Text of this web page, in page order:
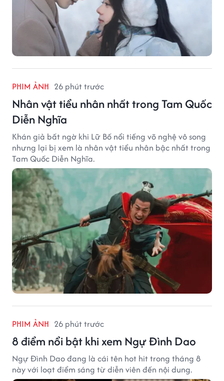
PHIM ẢNH 26 phút trước
Nhân vật tiểu nhân nhất trong Tam Quốc
Diễn Nghĩa
Khán giả bất ngờ khi Lữ Bố nổi tiếng võ nghệ vô song
nhưng lại bị xem là nhân vật tiểu nhân bậc nhất trong
Tam Quốc Diễn Nghĩa.
PHIM ẢNH 26 phút trước
8 điểm nổi bật khi xem Ngự Đình Dao
Ngự Đình Dao đang là cái tên hot hit trong tháng 8
này với loạt điểm sáng từ diễn viên đến nội dung.